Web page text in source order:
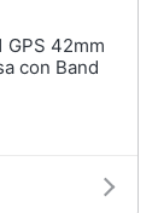
GPS 42mm
con Band